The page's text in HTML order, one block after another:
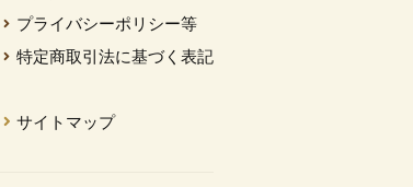
プライバシーポリシー等
特定商取引法に基づく表記
サイトマップ